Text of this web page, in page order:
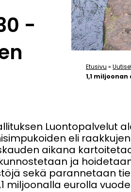
-
Etusivu »
1,1
Luontopalvelut
eli
aikana
ja
sekä parannetaan
miljoonalla eurolla